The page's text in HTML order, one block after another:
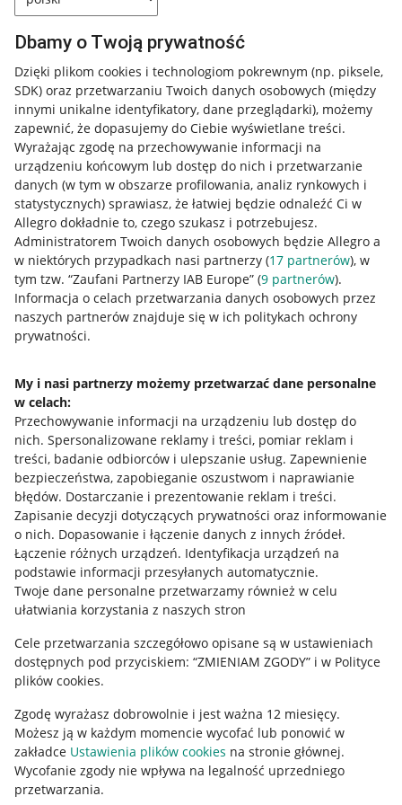
Dbamy o Twoją prywatność
Dzięki plikom cookies i technologiom pokrewnym (np. piksele,
SDK) oraz przetwarzaniu Twoich danych osobowych (między
innymi unikalne identyfikatory, dane przeglądarki), możemy
zapewnić, że dopasujemy do Ciebie wyświetlane treści.
Wyrażając zgodę na przechowywanie informacji na
urządzeniu końcowym lub dostęp do nich i przetwarzanie
danych (w tym w obszarze profilowania, analiz rynkowych i
statystycznych) sprawiasz, że łatwiej będzie odnaleźć Ci w
Allegro dokładnie to, czego szukasz i potrzebujesz.
Administratorem Twoich danych osobowych będzie Allegro a
w niektórych przypadkach nasi partnerzy (17 partnerów), w
tym tzw. “Zaufani Partnerzy IAB Europe” (9 partnerów).
Informacja o celach przetwarzania danych osobowych przez
naszych partnerów znajduje się w ich politykach ochrony
prywatności.
My i nasi partnerzy możemy przetwarzać dane personalne
w celach:
Przechowywanie informacji na urządzeniu lub dostęp do
nich. Spersonalizowane reklamy i treści, pomiar reklam i
treści, badanie odbiorców i ulepszanie usług. Zapewnienie
bezpieczeństwa, zapobieganie oszustwom i naprawianie
błędów. Dostarczanie i prezentowanie reklam i treści.
Zapisanie decyzji dotyczących prywatności oraz informowanie
o nich. Dopasowanie i łączenie danych z innych źródeł.
Łączenie różnych urządzeń. Identyfikacja urządzeń na
podstawie informacji przesyłanych automatycznie.
Twoje dane personalne przetwarzamy również w celu
ułatwiania korzystania z naszych stron
Cele przetwarzania szczegółowo opisane są w ustawieniach
dostępnych pod przyciskiem: “ZMIENIAM ZGODY” i w Polityce
plików cookies.
Zgodę wyrażasz dobrowolnie i jest ważna 12 miesięcy.
Możesz ją w każdym momencie wycofać lub ponowić w
zakładce Ustawienia plików cookies na stronie głównej.
Wycofanie zgody nie wpływa na legalność uprzedniego
przetwarzania.
Przydatne informacje
Jak to działa
Allegro Gadane dla sprzedających
Allegro Gadane dla kupujących
Mapa miejscowości
Informacje prawne
Regulamin
Polityka plików "cookies"
Ustawienia plików "cookies"
Udostępnianie lokalizacji
Informacje dla Aktu o Usługach Cyfrowych
Pobierz aplikację